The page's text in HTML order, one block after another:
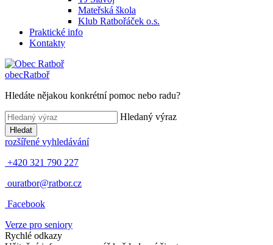
Mateřská škola
Klub Ratbořáček o.s.
Praktické info
Kontakty
obecRatboř
Hledáte nějakou konkrétní pomoc nebo radu?
Hledaný výraz
Hledat
rozšířené vyhledávání
+420 321 790 227
ouratbor@ratbor.cz
Facebook
Verze pro seniory
Rychlé odkazy